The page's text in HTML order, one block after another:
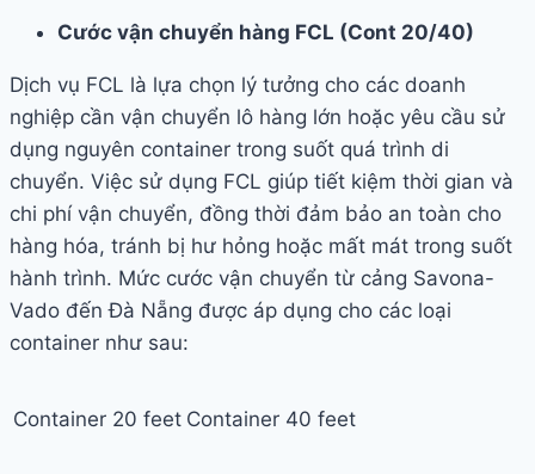
Cước vận chuyển hàng FCL (Cont 20/40)
Dịch vụ FCL là lựa chọn lý tưởng cho các doanh
nghiệp cần vận chuyển lô hàng lớn hoặc yêu cầu sử
dụng nguyên container trong suốt quá trình di
chuyển. Việc sử dụng FCL giúp tiết kiệm thời gian và
chi phí vận chuyển, đồng thời đảm bảo an toàn cho
hàng hóa, tránh bị hư hỏng hoặc mất mát trong suốt
hành trình. Mức cước vận chuyển từ cảng Savona-
Vado đến Đà Nẵng được áp dụng cho các loại
container như sau:
Container 20 feet Container 40 feet